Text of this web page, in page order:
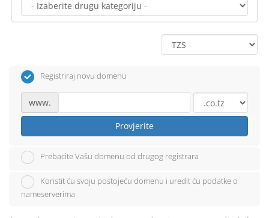
Registriraj novu domenu
www.
Provjerite
Prebacite Vašu domenu od drugog registrara
Koristit ću svoju postojeću domenu i uredit ću podatke o
nameserverima